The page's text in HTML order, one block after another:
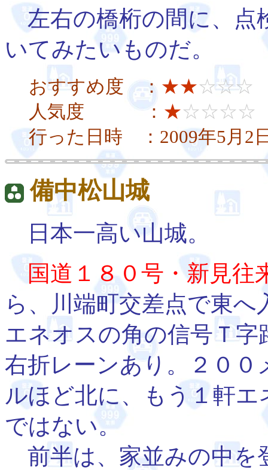
左右の橋桁の間に、点
いてみたいものだ。
おすすめ度 ： ★★☆☆☆
人気度 ： ★☆☆☆☆
行った日時 ：2009年5月2
備中松山城
日本一高い山城。
国道１８０号・新見往
ら、川端町交差点で東へ
エネオスの角の信号Ｔ字
右折レーンあり。２００
ルほど北に、もう１軒
ではない。
前半は、家並みの中を